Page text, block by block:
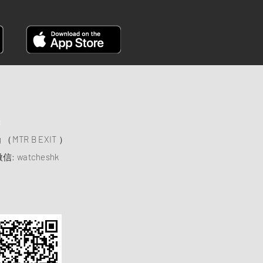
MTR B EXIT ）
信: watcheshk